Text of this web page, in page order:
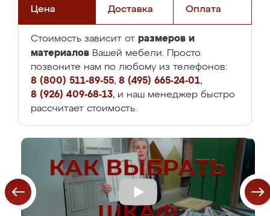
Цена Доставка Оплата
Стоимость зависит от размеров и
материалов Вашей мебели. Просто
позвоните нам по любому из телефонов:
8 (800) 511-89-55, 8 (495) 665-24-01,
8 (926) 409-68-13, и наш менеджер быстро
рассчитает стоимость.